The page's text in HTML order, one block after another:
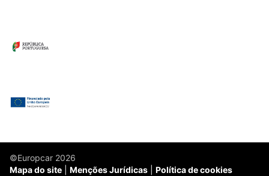
©Europcar 2026
Mapa do site
Menções Jurídicas Política de cookies